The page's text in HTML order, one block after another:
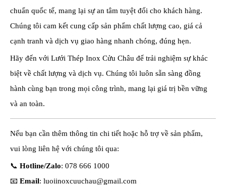
chuẩn quốc tế, mang lại sự an tâm tuyệt đối cho khách hàng.
Chúng tôi cam kết cung cấp sản phẩm chất lượng cao, giá cả
cạnh tranh và dịch vụ giao hàng nhanh chóng, đúng hẹn.
Hãy đến với Lưới Thép Inox Cửu Châu để trải nghiệm sự khác
biệt về chất lượng và dịch vụ. Chúng tôi luôn sẵn sàng đồng
hành cùng bạn trong mọi công trình, mang lại giá trị bền vững
và an toàn.
Nếu bạn cần thêm thông tin chi tiết hoặc hỗ trợ về sản phẩm,
vui lòng liên hệ với chúng tôi qua:
📞 Hotline/Zalo: 078 666 1000
📧 Email: luoiinoxcuuchau@gmail.com